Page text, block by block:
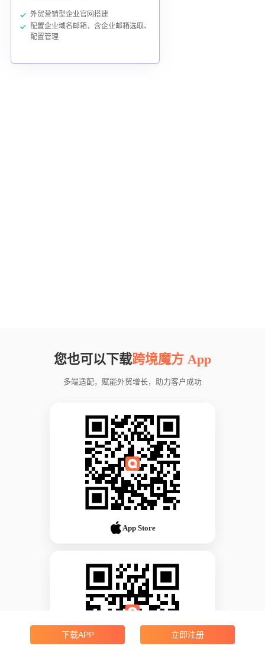
外贸营销型企业官网搭建
配置企业域名邮箱，含企业邮箱选取、
配置管理
您也可以下载跨境魔方 App
多端适配，赋能外贸增长，助力客户成功
App Store
下载APP 立即注册